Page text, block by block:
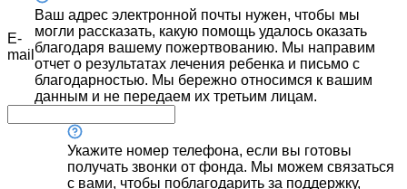
E-
mail
Ваш адрес электронной почты нужен, чтобы мы
могли рассказать, какую помощь удалось оказать
благодаря вашему пожертвованию. Мы направим
отчет о результатах лечения ребенка и письмо с
благодарностью. Мы бережно относимся к вашим
данным и не передаем их третьим лицам.
Укажите номер телефона, если вы готовы
получать звонки от фонда. Мы можем связаться
с вами, чтобы поблагодарить за поддержку,